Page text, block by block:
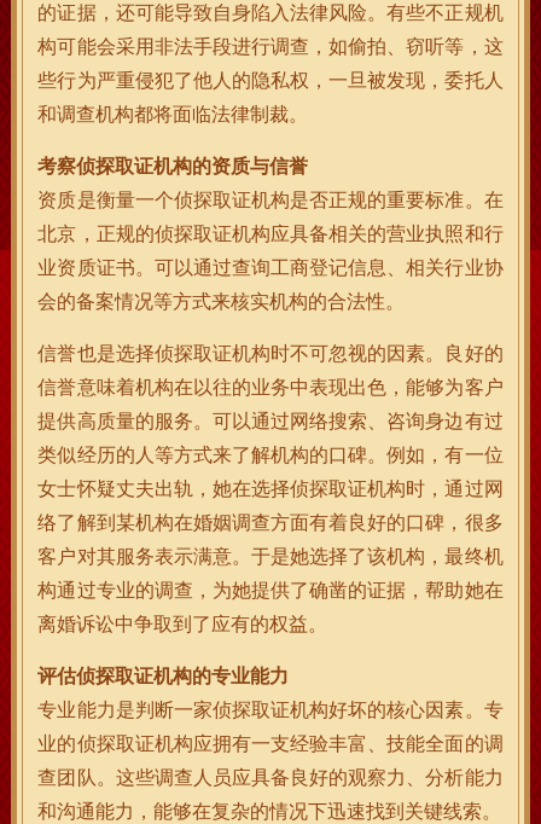
的证据，还可能导致自身陷入法律风险。有些不正规机
构可能会采用非法手段进行调查，如偷拍、窃听等，这
些行为严重侵犯了他人的隐私权，一旦被发现，委托人
和调查机构都将面临法律制裁。
考察侦探取证机构的资质与信誉
资质是衡量一个侦探取证机构是否正规的重要标准。在
北京，正规的侦探取证机构应具备相关的营业执照和行
业资质证书。可以通过查询工商登记信息、相关行业协
会的备案情况等方式来核实机构的合法性。
信誉也是选择侦探取证机构时不可忽视的因素。良好的
信誉意味着机构在以往的业务中表现出色，能够为客户
提供高质量的服务。可以通过网络搜索、咨询身边有过
类似经历的人等方式来了解机构的口碑。例如，有一位
女士怀疑丈夫出轨，她在选择侦探取证机构时，通过网
络了解到某机构在婚姻调查方面有着良好的口碑，很多
客户对其服务表示满意。于是她选择了该机构，最终机
构通过专业的调查，为她提供了确凿的证据，帮助她在
离婚诉讼中争取到了应有的权益。
评估侦探取证机构的专业能力
专业能力是判断一家侦探取证机构好坏的核心因素。专
业的侦探取证机构应拥有一支经验丰富、技能全面的调
查团队。这些调查人员应具备良好的观察力、分析能力
和沟通能力，能够在复杂的情况下迅速找到关键线索。